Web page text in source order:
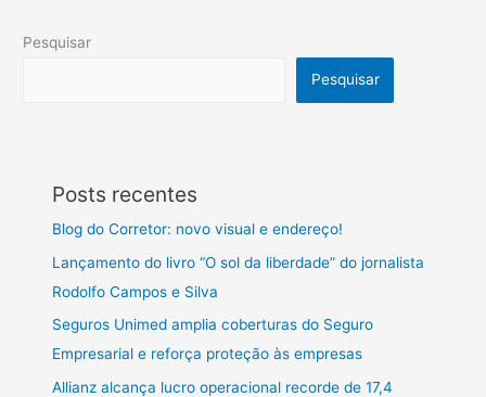
Pesquisar
Pesquisar
Posts recentes
Blog do Corretor: novo visual e endereço!
Lançamento do livro “O sol da liberdade” do jornalista
Rodolfo Campos e Silva
Seguros Unimed amplia coberturas do Seguro
Empresarial e reforça proteção às empresas
Allianz alcança lucro operacional recorde de 17,4